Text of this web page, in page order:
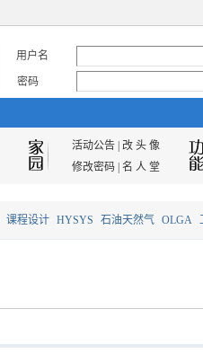
用户名
密码
活动公告| 改 头 像
修改密码| 名 人 堂
课程设计 HYSYS 石油天然气 OLGA